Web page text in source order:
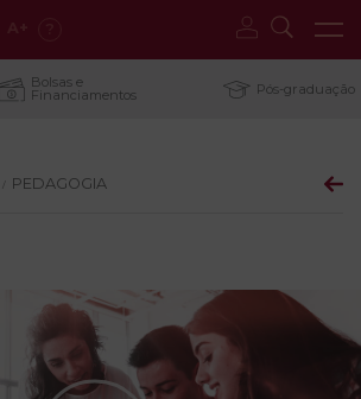
Bolsas e
Financiamentos Pós-graduação
PEDAGOGIA